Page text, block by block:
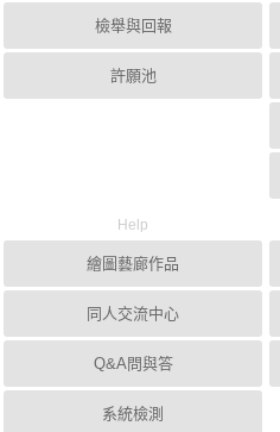
檢舉與回報
許願池
Help
繪圖藝廊作品
同人交流中心
Q&A問與答
系統檢測